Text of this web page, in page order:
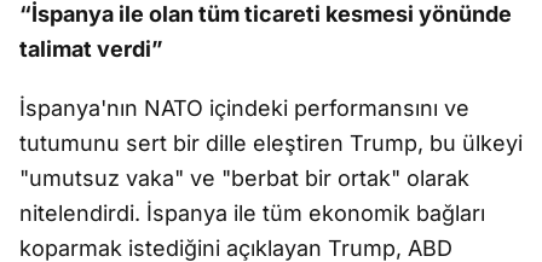
“İspanya ile olan tüm ticareti kesmesi yönünde
talimat verdi”
İspanya'nın NATO içindeki performansını ve
tutumunu sert bir dille eleştiren Trump, bu ülkeyi
"umutsuz vaka" ve "berbat bir ortak" olarak
nitelendirdi. İspanya ile tüm ekonomik bağları
koparmak istediğini açıklayan Trump, ABD